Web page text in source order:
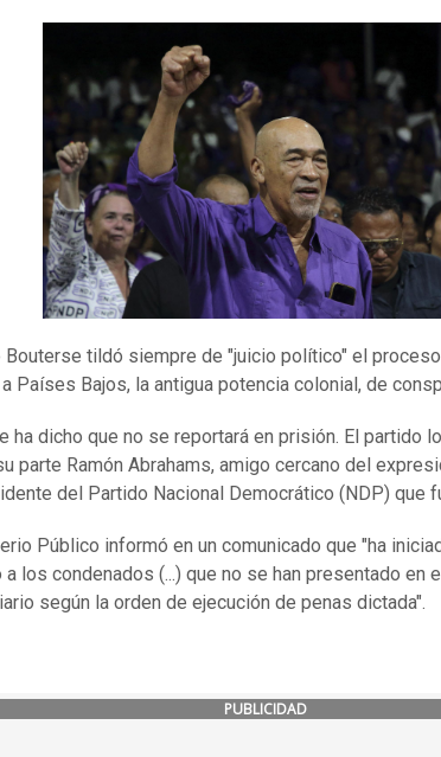
Bouterse tildó siempre de "juicio político" el
Países Bajos, la antigua potencia colonial, de
ha dicho que no se reportará en prisión. El partido
parte Ramón Abrahams, amigo cercano del
del Partido Nacional Democrático (NDP) que
Público informó en un comunicado que "ha
los condenados (...) que no se han presentado en
según la orden de ejecución de penas dictada".
PUBLICIDAD